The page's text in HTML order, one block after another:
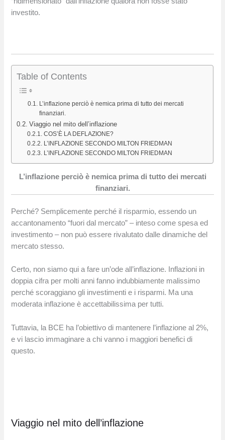
investito.
Table of Contents
L’inflazione perciò è nemica prima di tutto dei mercati
finanziari.
Viaggio nel mito dell’inflazione
COS’È LA DEFLAZIONE?
L’INFLAZIONE SECONDO MILTON FRIEDMAN
L’INFLAZIONE SECONDO MILTON FRIEDMAN
L’inflazione perciò è nemica prima di tutto dei mercati
finanziari.
Perché? Semplicemente perché il risparmio, essendo un
accantonamento “fuori dal mercato” – inteso come spesa ed
investimento – non può essere rivalutato dalle dinamiche del
mercato stesso.
Certo, non siamo qui a fare un’ode all’inflazione. Inflazioni in
doppia cifra per molti anni fanno indubbiamente malissimo
perché scoraggiano gli investimenti e i risparmi. Ma una
moderata inflazione è accettabilissima per tutti.
Tuttavia, la BCE ha l’obiettivo di mantenere l’inflazione al 2%,
e vi lascio immaginare a chi vanno i maggiori benefici di
questo.
Viaggio nel mito dell’inflazione